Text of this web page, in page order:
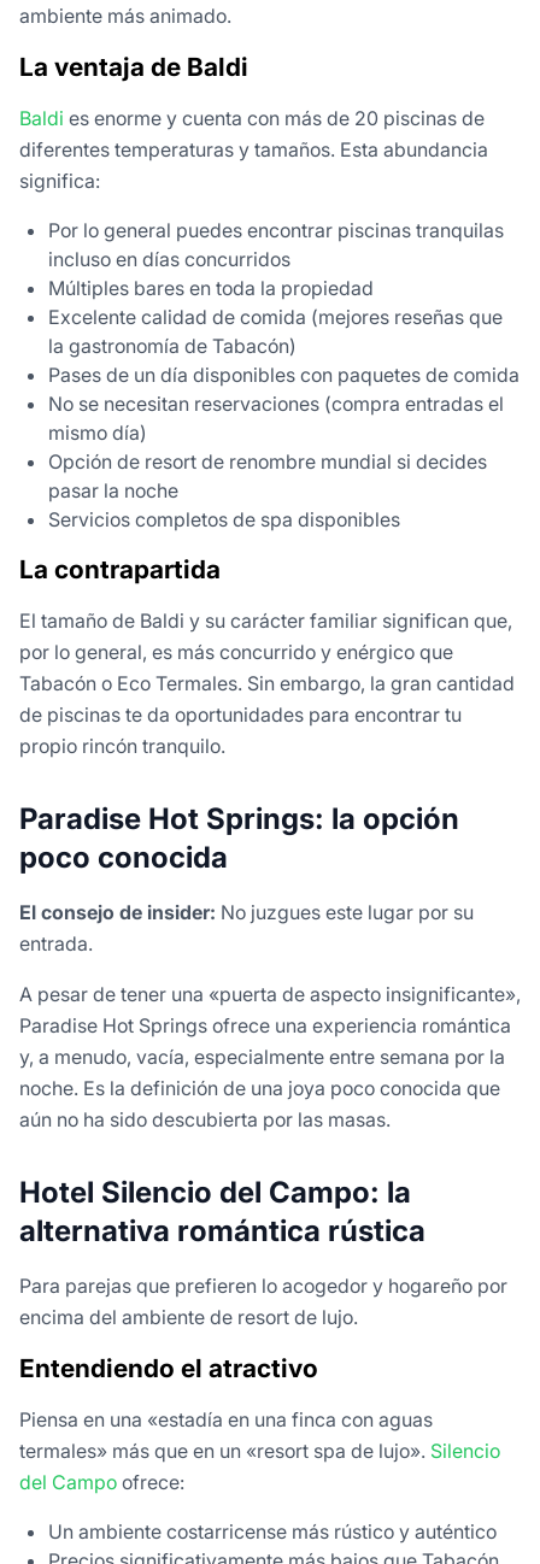
ambiente más animado.
La ventaja de Baldi
Baldi es enorme y cuenta con más de 20 piscinas de
diferentes temperaturas y tamaños. Esta abundancia
significa:
Por lo general puedes encontrar piscinas tranquilas
incluso en días concurridos
Múltiples bares en toda la propiedad
Excelente calidad de comida (mejores reseñas que
la gastronomía de Tabacón)
Pases de un día disponibles con paquetes de comida
No se necesitan reservaciones (compra entradas el
mismo día)
Opción de resort de renombre mundial si decides
pasar la noche
Servicios completos de spa disponibles
La contrapartida
El tamaño de Baldi y su carácter familiar significan que,
por lo general, es más concurrido y enérgico que
Tabacón o Eco Termales. Sin embargo, la gran cantidad
de piscinas te da oportunidades para encontrar tu
propio rincón tranquilo.
Paradise Hot Springs: la opción
poco conocida
El consejo de insider: No juzgues este lugar por su
entrada.
A pesar de tener una «puerta de aspecto insignificante»,
Paradise Hot Springs ofrece una experiencia romántica
y, a menudo, vacía, especialmente entre semana por la
noche. Es la definición de una joya poco conocida que
aún no ha sido descubierta por las masas.
Hotel Silencio del Campo: la
alternativa romántica rústica
Para parejas que prefieren lo acogedor y hogareño por
encima del ambiente de resort de lujo.
Entendiendo el atractivo
Piensa en una «estadía en una finca con aguas
termales» más que en un «resort spa de lujo». Silencio
del Campo ofrece:
Un ambiente costarricense más rústico y auténtico